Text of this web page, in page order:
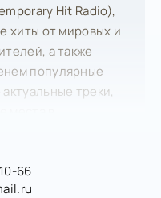
Hit Radio),
хиты от мировых и
а также
популярные
треки,
Современная поп-
66